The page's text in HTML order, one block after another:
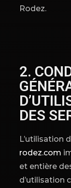
Rodez.
2.
DES
L’utilisation
rodez.com
et entière
d’utilisation